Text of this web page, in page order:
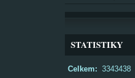
STATISTIKY
Celkem: 3343438